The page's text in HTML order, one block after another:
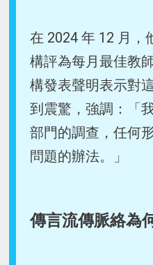
在 2024 年 12 月，
構評為每月最佳教
構發表聲明表示對
到震驚，強調：「
部門的調查，任何
問題的辦法。」
傳言流傳脈絡為